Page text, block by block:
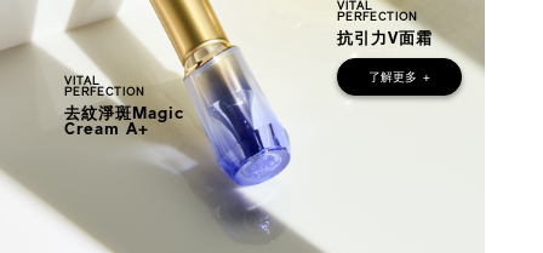
VITAL
PERFECTION
抗引力V面霜
了解更多 +
VITAL
PERFECTION
去紋淨斑Magic
Cream A+